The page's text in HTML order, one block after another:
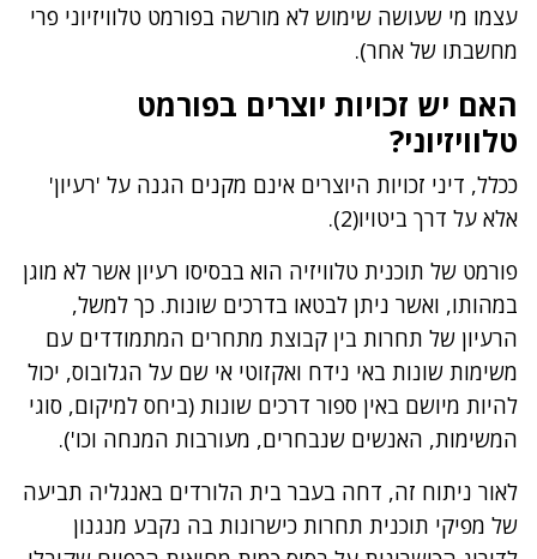
עצמו מי שעושה שימוש לא מורשה בפורמט טלוויזיוני פרי
מחשבתו של אחר).
האם יש זכויות יוצרים בפורמט
טלוויזיוני?
ככלל, דיני זכויות היוצרים אינם מקנים הגנה על 'רעיון'
אלא על דרך ביטויו(2).
פורמט של תוכנית טלוויזיה הוא בבסיסו רעיון אשר לא מוגן
במהותו, ואשר ניתן לבטאו בדרכים שונות. כך למשל,
הרעיון של תחרות בין קבוצת מתחרים המתמודדים עם
משימות שונות באי נידח ואקזוטי אי שם על הגלובוס, יכול
להיות מיושם באין ספור דרכים שונות (ביחס למיקום, סוגי
המשימות, האנשים שנבחרים, מעורבות המנחה וכו').
לאור ניתוח זה, דחה בעבר בית הלורדים באנגליה תביעה
של מפיקי תוכנית תחרות כישרונות בה נקבע מנגנון